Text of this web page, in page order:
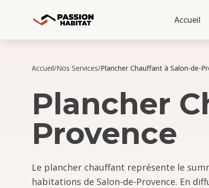
Accueil
Accueil/Nos Services/Plancher Chauffant à Salon-de-
Plancher
Provence
Le plancher chauffant représente le
habitations de Salon-de-Provence. En